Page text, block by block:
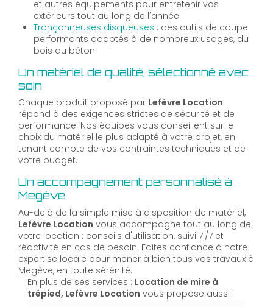
et autres équipements pour entretenir vos
extérieurs tout au long de l'année.
Tronçonneuses disqueuses : des outils de coupe
performants adaptés à de nombreux usages, du
bois au béton.
Un matériel de qualité, sélectionné avec
soin
Chaque produit proposé par Lefèvre Location
répond à des exigences strictes de sécurité et de
performance. Nos équipes vous conseillent sur le
choix du matériel le plus adapté à votre projet, en
tenant compte de vos contraintes techniques et de
votre budget.
Un accompagnement personnalisé à
Megève
Au-delà de la simple mise à disposition de matériel,
Lefèvre Location vous accompagne tout au long de
votre location : conseils d'utilisation, suivi 7j/7 et
réactivité en cas de besoin. Faites confiance à notre
expertise locale pour mener à bien tous vos travaux à
Megève, en toute sérénité.
En plus de ses services : Location de mire à
trépied, Lefèvre Location vous propose aussi :